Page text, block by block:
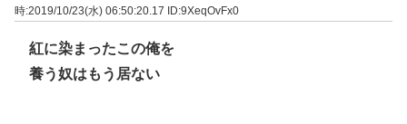
時:2019/10/23(水) 06:50:20.17
ID:9XeqOvFx0
紅に染まったこの俺を
養う奴はもう居ない